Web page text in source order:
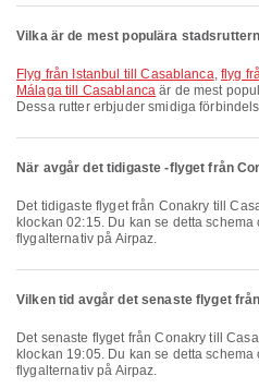
Vilka är de mest populära
flyg från Istanbul till Casablanca,flyg
Málaga till Casablanca är de mest
Dessa rutter erbjuder smidiga
När avgår det tidigaste -flyget från
Det tidigaste flyget från Conakry till Casablanca med Royal Air Maroc avgår
klockan 02:15. Du kan se detta
flygalternativ på Airpaz.
Vilken tid avgår det senaste flyget
Det senaste flyget från Conakry till Casablanca med Royal Air Maroc avgår
klockan 19:05. Du kan se detta
flygalternativ på Airpaz.